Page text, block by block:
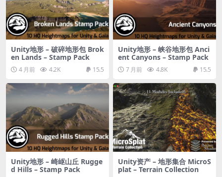
Unity地形 – 破碎地形包 Brok
en Lands – Stamp Pack
4 月前 4.2K 15.5
Unity地形 – 峡谷地形包 Anci
ent Canyons – Stamp Pack
7 月前 4.8K 15.5
Unity地形 – 崎岖山丘 Rugge
d Hills – Stamp Pack
Unity资产 – 地形集合 MicroS
plat – Terrain Collection